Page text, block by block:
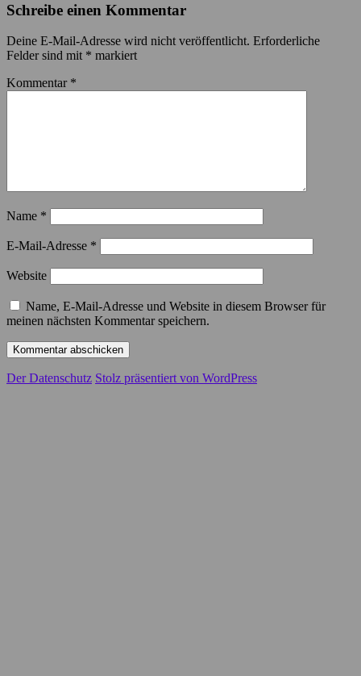
Schreibe einen Kommentar
Deine E-Mail-Adresse wird nicht veröffentlicht. Erforderliche
Felder sind mit * markiert
Kommentar *
Name *
E-Mail-Adresse *
Website
Name, E-Mail-Adresse und Website in diesem Browser für
meinen nächsten Kommentar speichern.
Der Datenschutz Stolz präsentiert von WordPress